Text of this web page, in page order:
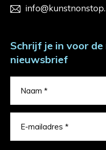
Schrijf je in voor
nieuwsbrief